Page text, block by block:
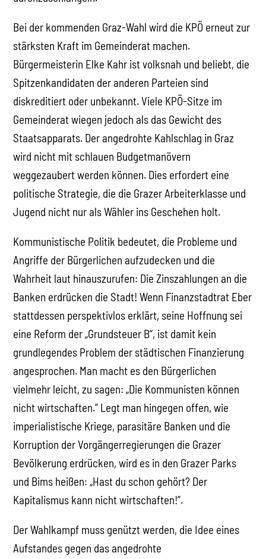
Bei der kommenden Graz-Wahl wird die KPÖ erneut zur
stärksten Kraft im Gemeinderat machen.
Bürgermeisterin Elke Kahr ist volksnah und beliebt, die
Spitzenkandidaten der anderen Parteien sind
diskreditiert oder unbekannt. Viele KPÖ-Sitze im
Gemeinderat wiegen jedoch als das Gewicht des
Staatsapparats. Der angedrohte Kahlschlag in Graz
wird nicht mit schlauen Budgetmanövern
weggezaubert werden können. Dies erfordert eine
politische Strategie, die die Grazer Arbeiterklasse und
Jugend nicht nur als Wähler ins Geschehen holt.
Kommunistische Politik bedeutet, die Probleme und
Angriffe der Bürgerlichen aufzudecken und die
Wahrheit laut hinauszurufen: Die Zinszahlungen an die
Banken erdrücken die Stadt! Wenn Finanzstadtrat Eber
stattdessen perspektivlos erklärt, seine Hoffnung sei
eine Reform der „Grundsteuer B“, ist damit kein
grundlegendes Problem der städtischen Finanzierung
angesprochen. Man macht es den Bürgerlichen
vielmehr leicht, zu sagen: „Die Kommunisten können
nicht wirtschaften.” Legt man hingegen offen, wie
imperialistische Kriege, parasitäre Banken und die
Korruption der Vorgängerregierungen die Grazer
Bevölkerung erdrücken, wird es in den Grazer Parks
und Bims heißen: „Hast du schon gehört? Der
Kapitalismus kann nicht wirtschaften!”.
Der Wahlkampf muss genützt werden, die Idee eines
Aufstandes gegen das angedrohte